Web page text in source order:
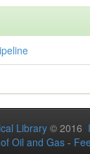
Library © 2016
Oil and Gas -